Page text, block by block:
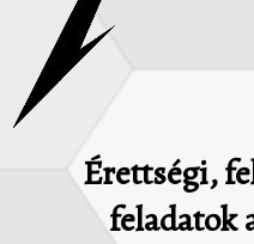
Érettségi,
feladatok